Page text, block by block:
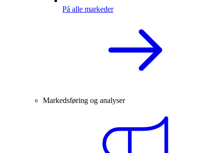
På alle markeder
Markedsføring og analyser